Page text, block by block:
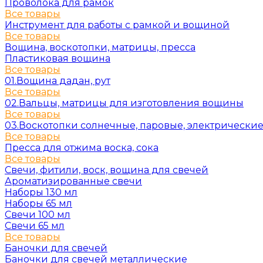
Проволока для рамок
Все товары
Инструмент для работы с рамкой и вощиной
Все товары
Вощина, воскотопки, матрицы, пресса
Пластиковая вощина
Все товары
01.Вощина дадан, рут
Все товары
02.Вальцы, матрицы для изготовления вощины
Все товары
03.Воскотопки солнечные, паровые, электрические
Все товары
Пресса для отжима воска, сока
Все товары
Свечи, фитили, воск, вощина для свечей
Ароматизированные свечи
Наборы 130 мл
Наборы 65 мл
Свечи 100 мл
Свечи 65 мл
Все товары
Баночки для свечей
Баночки для свечей металлические